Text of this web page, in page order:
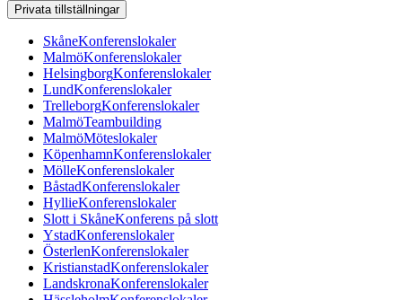
Privata tillställningar
SkåneKonferenslokaler
MalmöKonferenslokaler
HelsingborgKonferenslokaler
LundKonferenslokaler
TrelleborgKonferenslokaler
MalmöTeambuilding
MalmöMöteslokaler
KöpenhamnKonferenslokaler
MölleKonferenslokaler
BåstadKonferenslokaler
HyllieKonferenslokaler
Slott i SkåneKonferens på slott
YstadKonferenslokaler
ÖsterlenKonferenslokaler
KristianstadKonferenslokaler
LandskronaKonferenslokaler